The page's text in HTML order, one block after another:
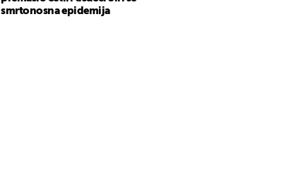
smrtonosna epidemija